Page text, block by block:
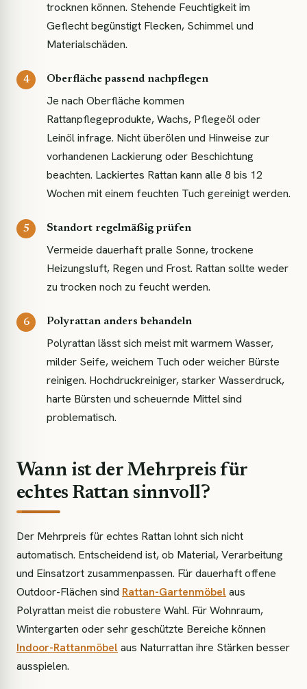
trocknen können. Stehende Feuchtigkeit im
Geflecht begünstigt Flecken, Schimmel und
Materialschäden.
Oberfläche passend nachpflegen
Je nach Oberfläche kommen
Rattanpflegeprodukte, Wachs, Pflegeöl oder
Leinöl infrage. Nicht überölen und Hinweise zur
vorhandenen Lackierung oder Beschichtung
beachten. Lackiertes Rattan kann alle 8 bis 12
Wochen mit einem feuchten Tuch gereinigt werden.
Standort regelmäßig prüfen
Vermeide dauerhaft pralle Sonne, trockene
Heizungsluft, Regen und Frost. Rattan sollte weder
zu trocken noch zu feucht werden.
Polyrattan anders behandeln
Polyrattan lässt sich meist mit warmem Wasser,
milder Seife, weichem Tuch oder weicher Bürste
reinigen. Hochdruckreiniger, starker Wasserdruck,
harte Bürsten und scheuernde Mittel sind
problematisch.
Wann ist der Mehrpreis für
echtes Rattan sinnvoll?
Der Mehrpreis für echtes Rattan lohnt sich nicht
automatisch. Entscheidend ist, ob Material, Verarbeitung
und Einsatzort zusammenpassen. Für dauerhaft offene
Outdoor-Flächen sind Rattan-Gartenmöbel aus
Polyrattan meist die robustere Wahl. Für Wohnraum,
Wintergarten oder sehr geschützte Bereiche können
Indoor-Rattanmöbel aus Naturrattan ihre Stärken besser
ausspielen.